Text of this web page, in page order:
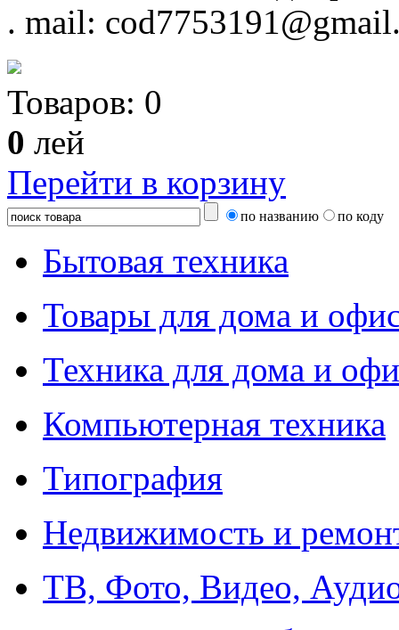
. mail:
Товаров: 0
0 лей
Перейти в корзину
по названию по коду
Бытовая техника
Товары для дома и
Техника для дома и
Компьютерная техника
Типография
Недвижимость и
ТВ, Фото, Видео,